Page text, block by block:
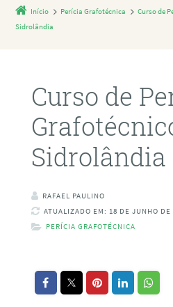
Início Perícia Grafotécnica
Curso de
Sidrolândia
Curso de
Sidrolândia
RAFAEL PAULINO
ATUALIZADO EM: 18 DE JUNHO DE
PERÍCIA GRAFOTÉCNICA